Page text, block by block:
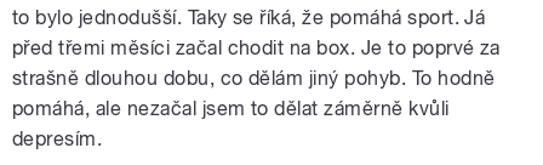
to bylo jednodušší. Taky se říká, že pomáhá sport. Já
před třemi měsíci začal chodit na box. Je to poprvé za
strašně dlouhou dobu, co dělám jiný pohyb. To hodně
pomáhá, ale nezačal jsem to dělat záměrně kvůli
depresím.